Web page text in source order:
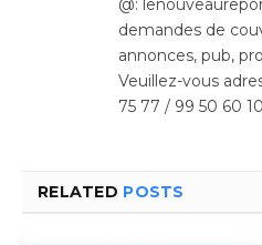
@:
demandes de
annonces, pub,
Veuillez-vous
75 77 / 99 50 60 10
RELATED POSTS